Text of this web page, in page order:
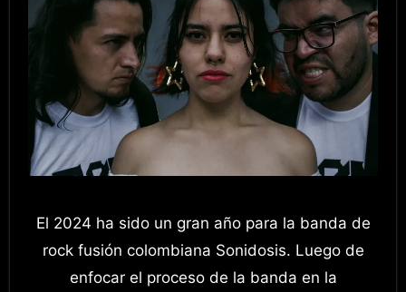
El 2024 ha sido un gran año para la banda de
rock fusión colombiana Sonidosis. Luego de
enfocar el proceso de la banda en la